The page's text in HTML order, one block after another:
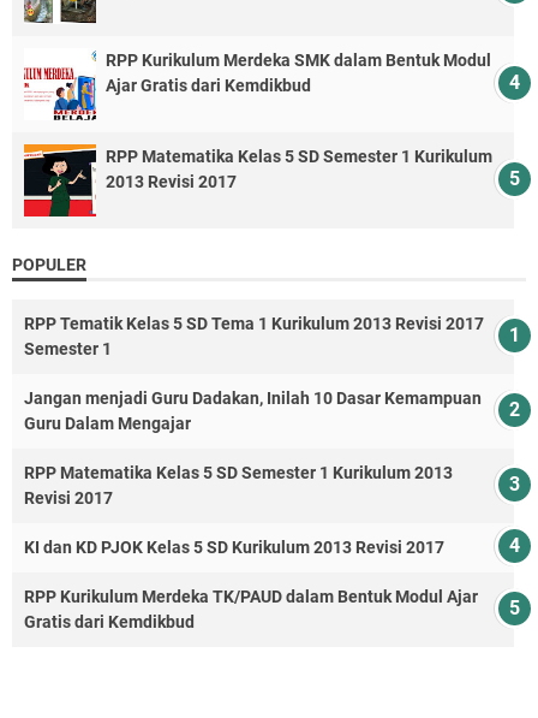
RPP Kurikulum Merdeka SMK dalam Bentuk Modul
Ajar Gratis dari Kemdikbud
RPP Matematika Kelas 5 SD Semester 1 Kurikulum
2013 Revisi 2017
POPULER
RPP Tematik Kelas 5 SD Tema 1 Kurikulum 2013 Revisi 2017
Semester 1
Jangan menjadi Guru Dadakan, Inilah 10 Dasar Kemampuan
Guru Dalam Mengajar
RPP Matematika Kelas 5 SD Semester 1 Kurikulum 2013
Revisi 2017
KI dan KD PJOK Kelas 5 SD Kurikulum 2013 Revisi 2017
RPP Kurikulum Merdeka TK/PAUD dalam Bentuk Modul Ajar
Gratis dari Kemdikbud